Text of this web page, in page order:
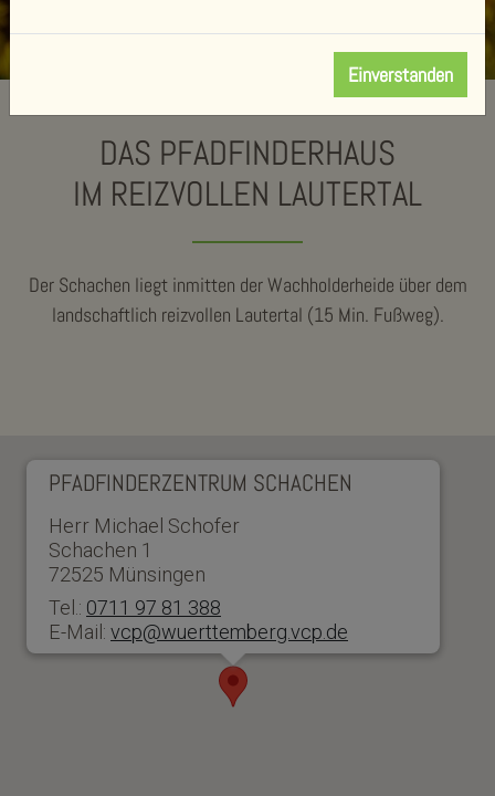
DAS PFADFINDERHAUS
IM REIZVOLLEN LAUTERTAL
Der Schachen liegt inmitten der Wachholderheide über dem
landschaftlich reizvollen Lautertal (15 Min. Fußweg).
PFADFINDERZENTRUM SCHACHEN
Herr Michael Schofer
Schachen 1
72525 Münsingen
Tel.: 0711 97 81 388
E-Mail: vcp@wuerttemberg.vcp.de
Einverstanden